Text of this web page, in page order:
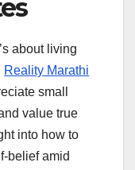
about living
Reality Marathi
small
value true
into how to
belief amid